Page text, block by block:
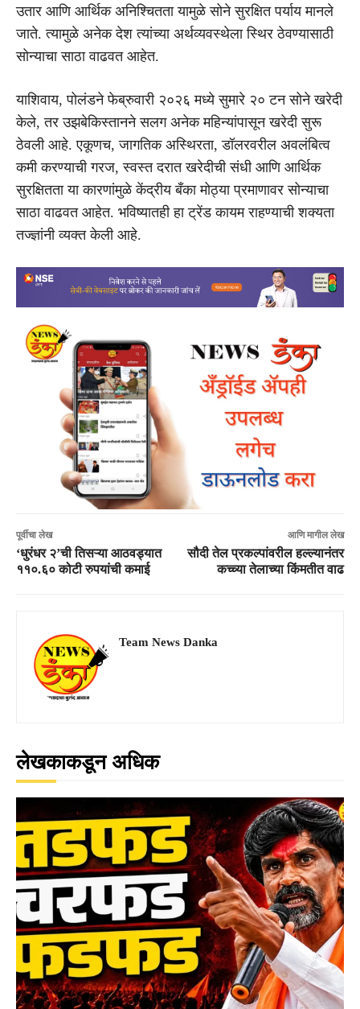
उतार आणि आर्थिक अनिश्चितता यामुळे सोने सुरक्षित पर्याय मानले
जाते. त्यामुळे अनेक देश त्यांच्या अर्थव्यवस्थेला स्थिर ठेवण्यासाठी
सोन्याचा साठा वाढवत आहेत.
याशिवाय, पोलंडने फेब्रुवारी २०२६ मध्ये सुमारे २० टन सोने खरेदी
केले, तर उझबेकिस्तानने सलग अनेक महिन्यांपासून खरेदी सुरू
ठेवली आहे. एकूणच, जागतिक अस्थिरता, डॉलरवरील अवलंबित्व
कमी करण्याची गरज, स्वस्त दरात खरेदीची संधी आणि आर्थिक
सुरक्षितता या कारणांमुळे केंद्रीय बँका मोठ्या प्रमाणावर सोन्याचा
साठा वाढवत आहेत. भविष्यातही हा ट्रेंड कायम राहण्याची शक्यता
तज्ज्ञांनी व्यक्त केली आहे.
पूर्वीचा लेख
‘धुरंधर २’ची तिसऱ्या आठवड्यात
११०.६० कोटी रुपयांची कमाई
आणि मागील लेख
सौदी तेल प्रकल्पांवरील हल्ल्यानंतर
कच्च्या तेलाच्या किंमतीत वाढ
Team News Danka
लेखकाकडून अधिक